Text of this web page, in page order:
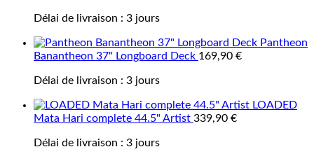
Délai de livraison : 3 jours
Pantheon
Banantheon 37" Longboard Deck 169,90 €
Délai de livraison : 3 jours
LOADED
Mata Hari complete 44.5" Artist 339,90 €
Délai de livraison : 3 jours